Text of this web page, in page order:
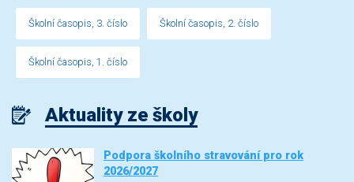
Školní časopis, 3. číslo Školní časopis, 2. číslo
Školní časopis, 1. číslo
Aktuality ze školy
Podpora školního stravování pro rok
2026/2027